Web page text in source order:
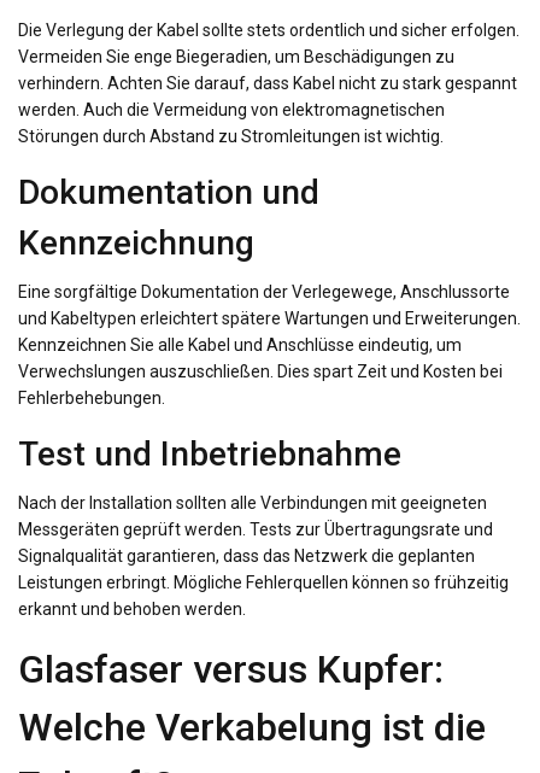
Die Verlegung der Kabel sollte stets ordentlich und sicher erfolgen.
Vermeiden Sie enge Biegeradien, um Beschädigungen zu
verhindern. Achten Sie darauf, dass Kabel nicht zu stark gespannt
werden. Auch die Vermeidung von elektromagnetischen
Störungen durch Abstand zu Stromleitungen ist wichtig.
Dokumentation und
Kennzeichnung
Eine sorgfältige Dokumentation der Verlegewege, Anschlussorte
und Kabeltypen erleichtert spätere Wartungen und Erweiterungen.
Kennzeichnen Sie alle Kabel und Anschlüsse eindeutig, um
Verwechslungen auszuschließen. Dies spart Zeit und Kosten bei
Fehlerbehebungen.
Test und Inbetriebnahme
Nach der Installation sollten alle Verbindungen mit geeigneten
Messgeräten geprüft werden. Tests zur Übertragungsrate und
Signalqualität garantieren, dass das Netzwerk die geplanten
Leistungen erbringt. Mögliche Fehlerquellen können so frühzeitig
erkannt und behoben werden.
Glasfaser versus Kupfer:
Welche Verkabelung ist die